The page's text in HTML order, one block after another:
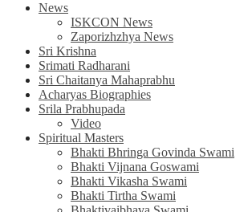
News
ISKCON News
Zaporizhzhya News
Sri Krishna
Srimati Radharani
Sri Chaitanya Mahaprabhu
Acharyas Biographies
Srila Prabhupada
Video
Spiritual Masters
Bhakti Bhringa Govinda Swami
Bhakti Vijnana Goswami
Bhakti Vikasha Swami
Bhakti Tirtha Swami